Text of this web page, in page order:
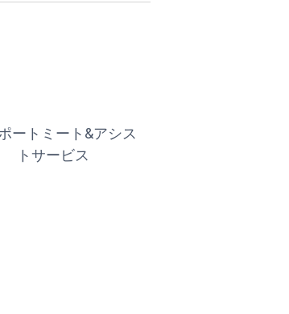
ートミート&アシス
トサービス